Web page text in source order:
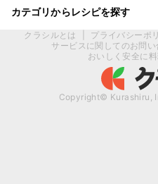
カテゴリからレシピを探す
クラシルとは プライバシーポ
サービスに関してのお問い
おいしく安全に
Copyright© Kurashiru,